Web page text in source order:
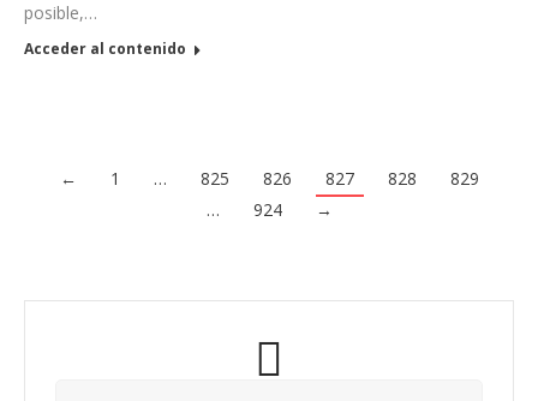
posible,…
Acceder al contenido
← 1 … 825 826 827 828
829
…
924 →